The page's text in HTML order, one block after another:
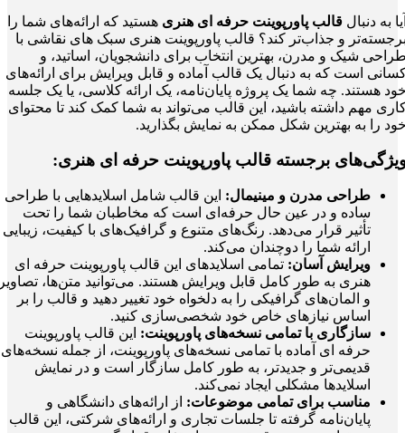
به دنبال قالب پاورپوینت حرفه ای هنری هستید که ارائه‌های شما را
و جذاب‌تر کند؟ قالب پاورپوینت هنری سبک های نقاشی با
شیک و مدرن، بهترین انتخاب برای دانشجویان، اساتید، و
است که به دنبال یک قالب آماده و قابل ویرایش برای ارائه‌های
هستند. چه شما یک پروژه پایان‌نامه، یک ارائه کلاسی، یا یک جلسه
مهم داشته باشید، این قالب می‌تواند به شما کمک کند تا محتوای
را به بهترین شکل ممکن به نمایش بگذارید.
برجسته قالب پاورپوینت حرفه ای هنری:
طراحی مدرن و مینیمال: این قالب شامل اسلایدهایی با طراحی
ساده و در عین حال حرفه‌ای است که مخاطبان شما را تحت
تأثیر قرار می‌دهد. رنگ‌های متنوع و گرافیک‌های با کیفیت، زیبایی
ارائه شما را دوچندان می‌کند.
ویرایش آسان: تمامی اسلایدهای این قالب پاورپوینت حرفه ای
هنری به طور کامل قابل ویرایش هستند. می‌توانید متن‌ها،
و المان‌های گرافیکی را به دلخواه خود تغییر دهید و قالب را بر
اساس نیازهای خاص خود شخصی‌سازی کنید.
سازگاری با تمامی نسخه‌های پاورپوینت: این قالب پاورپوینت
حرفه ای آماده با تمامی نسخه‌های پاورپوینت، از جمله نسخه‌های
قدیمی‌تر و جدیدتر، به طور کامل سازگار است و در نمایش
اسلایدها مشکلی ایجاد نمی‌کند.
مناسب برای تمامی موضوعات: از ارائه‌های دانشگاهی و
پایان‌نامه گرفته تا جلسات تجاری و ارائه‌های شرکتی، این قالب